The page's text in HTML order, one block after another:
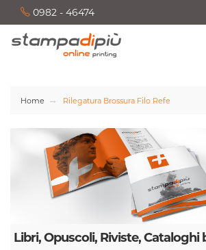
0982 - 46474
Home Rilegatura Brossura Filo Refe
Libri, Opuscoli, Riviste, Cataloghi